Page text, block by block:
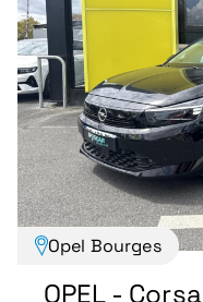
Opel Bourges
OPEL - Corsa